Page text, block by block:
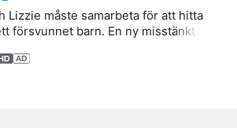
Lizzie måste samarbeta för att hitta
försvunnet barn. En ny misstänkt